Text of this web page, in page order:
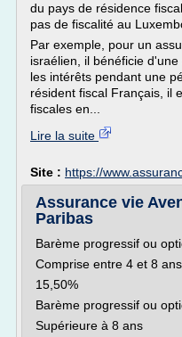
du pays de résidence
pas de fiscalité au
Par exemple, pour un
israélien, il bénéficie
les intérêts pendant une
résident fiscal Français, il
fiscales en...
Lire la suite
Site : https://
Assurance vie
Paribas
Barème progressif ou
Comprise entre 4 et 8 ans
15,50%
Barème progressif ou
Supérieure à 8 ans